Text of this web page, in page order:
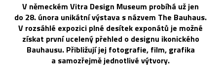
V německém Vitra Design Museum probíhá už jen
do 28. února unikátní výstava s názvem The Bauhaus.
V rozsáhlé expozici plné desítek exponátů je možné
získat první ucelený přehled o designu ikonického
Bauhausu. Přibližují jej fotografie, film, grafika
a samozřejmě jednotlivé výtvory.